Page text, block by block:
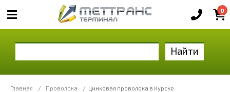
0
Найти
Главная / Проволока / Цинковая проволока в Курске